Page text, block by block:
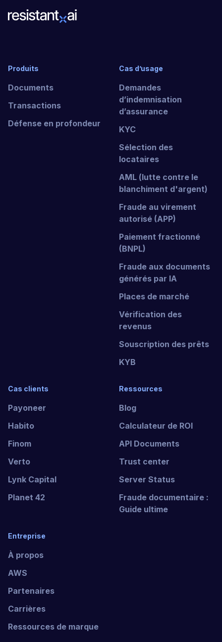
Produits
Documents
Transactions
Défense en profondeur
Cas d’usage
Demandes
d’indemnisation
d’assurance
KYC
Sélection des
locataires
AML (lutte contre le
blanchiment d'argent)
Fraude au virement
autorisé (APP)
Paiement fractionné
(BNPL)
Fraude aux documents
générés par IA
Places de marché
Vérification des
revenus
Souscription des prêts
KYB
Cas clients
Payoneer
Habito
Finom
Verto
Lynk Capital
Planet 42
Ressources
Blog
Calculateur de ROI
API Documents
Trust center
Server Status
Fraude documentaire :
Guide ultime
Entreprise
À propos
AWS
Partenaires
Carrières
Ressources de marque